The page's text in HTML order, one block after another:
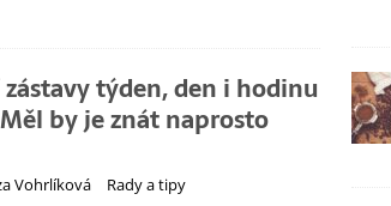
týden, den i hodinu
by je znát naprosto
Vohrlíková Rady a tipy